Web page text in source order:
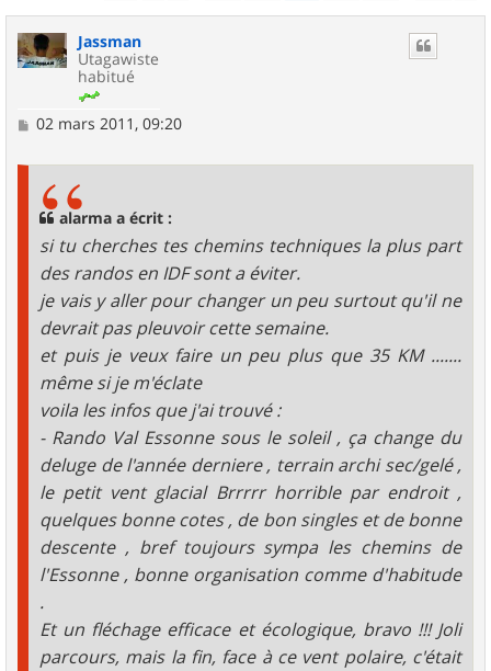
Jassman
Utagawiste
habitué
M
02 mars 2011, 09:20
alarma a écrit :
si tu cherches tes chemins techniques la plus part
des randos en IDF sont a éviter.
je vais y aller pour changer un peu surtout qu'il ne
devrait pas pleuvoir cette semaine.
et puis je veux faire un peu plus que 35 KM .......
même si je m'éclate
voila les infos que j'ai trouvé :
- Rando Val Essonne sous le soleil , ça change du
deluge de l'année derniere , terrain archi sec/gelé ,
le petit vent glacial Brrrrr horrible par endroit ,
quelques bonne cotes , de bon singles et de bonne
descente , bref toujours sympa les chemins de
l'Essonne , bonne organisation comme d'habitude
.
Et un fléchage efficace et écologique, bravo !!! Joli
parcours, mais la fin, face à ce vent polaire, c'était